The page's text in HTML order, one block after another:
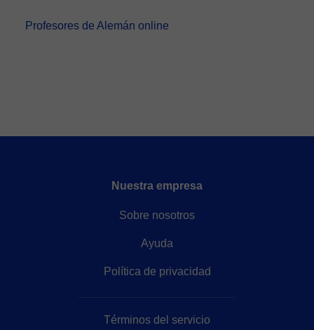
del español como lengua extranjera en Alemania.
Profesores de Alemán online
Nuestra empresa
Sobre nosotros
Ayuda
Política de privacidad
Términos del servicio